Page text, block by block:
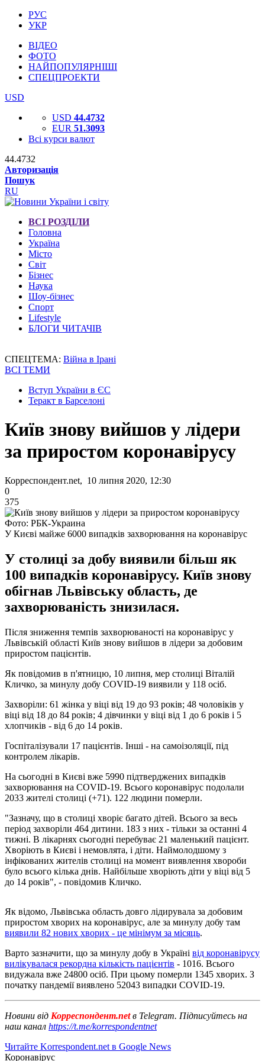
РУС
УКР
ВІДЕО
ФОТО
НАЙПОПУЛЯРНІШІ
СПЕЦПРОЕКТИ
USD
USD 44.4732
EUR 51.3093
Всі курси валют
44.4732
Авторизація
Пошук
RU
ВСІ РОЗДІЛИ
Головна
Україна
Місто
Світ
Бізнес
Наука
Шоу-бізнес
Спорт
Lifestyle
БЛОГИ ЧИТАЧІВ
СПЕЦТЕМА: Війна в Ірані
ВСІ ТЕМИ
Вступ України в ЄС
Теракт в Барселоні
Київ знову вийшов у лідери
за приростом коронавірусу
Корреспондент.net, 10 липня 2020, 12:30
0
375
Фото: РБК-Украина
У Києві майже 6000 випадків захворювання на коронавірус
У столиці за добу виявили більш як
100 випадків коронавірусу. Київ знову
обігнав Львівську область, де
захворюваність знизилася.
Після зниження темпів захворюваності на коронавірус у
Львівській області Київ знову вийшов в лідери за добовим
приростом пацієнтів.
Як повідомив в п'ятницю, 10 липня, мер столиці Віталій
Кличко, за минулу добу COVID-19 виявили у 118 осіб.
Захворіли: 61 жінка у віці від 19 до 93 років; 48 чоловіків у
віці від 18 до 84 років; 4 дівчинки у віці від 1 до 6 років і 5
хлопчиків - від 6 до 14 років.
Госпіталізували 17 пацієнтів. Інші - на самоізоляції, під
контролем лікарів.
На сьогодні в Києві вже 5990 підтверджених випадків
захворювання на COVID-19. Всього коронавірус подолали
2033 жителі столиці (+71). 122 людини померли.
"Зазначу, що в столиці хворіє багато дітей. Всього за весь
період захворіли 464 дитини. 183 з них - тільки за останні 4
тижні. В лікарнях сьогодні перебуває 21 маленький пацієнт.
Хворіють в Києві і немовлята, і діти. Наймолодшому з
інфікованих жителів столиці на момент виявлення хвороби
було всього кілька днів. Найбільше хворіють діти у віці від 5
до 14 років", - повідомив Кличко.
Як відомо, Львівська область довго лідирувала за добовим
приростом хворих на коронавірус, але за минулу добу там
виявили 82 нових хворих - це мінімум за місяць.
Варто зазначити, що за минулу добу в Україні від коронавірусу
вилікувалася рекордна кількість пацієнтів - 1016. Всього
видужала вже 24800 осіб. При цьому померли 1345 хворих. З
початку пандемії виявлено 52043 випадки COVID-19.
Новини від Корреспондент.netв Telegram. Підписуйтесь на
наш канал https://t.me/korrespondentnet
Читайте Korrespondent.net в Google News
Коронавірус